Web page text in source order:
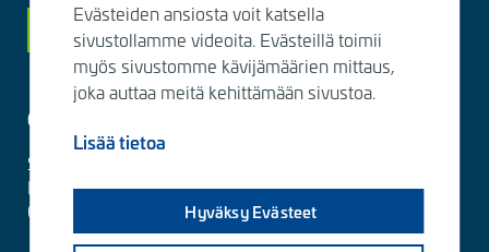
Siirry tilaamaan
Ota yhteyttä
Sitowise Group Oyj
Linnoitustie 6 D
02600 Espoo, Finland
Evästeiden ansiosta voit katsella
sivustollamme videoita. Evästeillä toimii
myös sivustomme kävijämäärien mittaus,
joka auttaa meitä kehittämään sivustoa.
Lisää tietoa
Hyväksy Evästeet